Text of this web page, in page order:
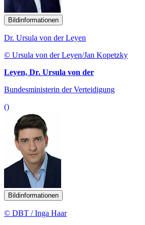
Bildinformationen
Dr. Ursula von der Leyen
© Ursula von der Leyen/Jan Kopetzky
Leyen, Dr. Ursula von der
Bundesministerin der Verteidigung
()
Bildinformationen
© DBT / Inga Haar